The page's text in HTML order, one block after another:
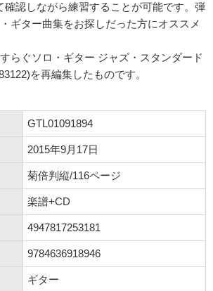
確認しながら練習することが可能です。弾
ギター曲集をお探しだった方にオススメ
らぐソロ・ギター ジャズ・スタンダード
を再編集したものです。
GTL01091894
2015年9月17日
菊倍判縦/116ページ
楽譜+CD
4947817253181
9784636918946
ギター